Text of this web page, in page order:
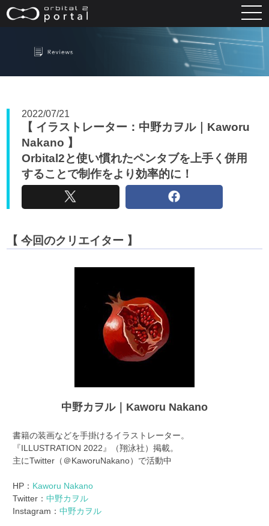
アンバサダー募集
2022/07/21
【 イラストレーター：中野カヲル｜Kaworu
Nakano 】
Orbital2と使い慣れたペンタブを上手く併用
することで制作をより効率的に！
【 今回のクリエイター 】
中野カヲル｜Kaworu Nakano
書籍の装画などを手掛けるイラストレーター。
『ILLUSTRATION 2022』（翔泳社）掲載。
主にTwitter（＠KaworuNakano）で活動中
HP： Kaworu Nakano
Twitter：中野カヲル
Instagram：中野カヲル